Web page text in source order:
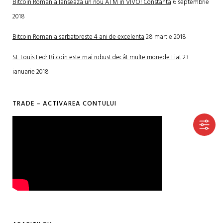
Bitcoin Romania lanseaza un nou ATM in VIVO! Constanta6 septembrie
2018
Bitcoin Romania sarbatoreste 4 ani de excelenta28 martie 2018
St. Louis Fed: Bitcoin este mai robust decât multe monede Fiat23
ianuarie 2018
TRADE – ACTIVAREA CONTULUI